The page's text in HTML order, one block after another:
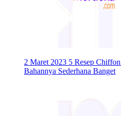
2 Maret 2023 5 Resep
Bahannya Sederhana Banget